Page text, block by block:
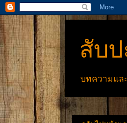
สับ
บทความแล